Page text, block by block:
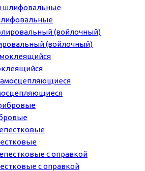
(войлочный)
с оправкой